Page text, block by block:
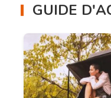
GUIDE